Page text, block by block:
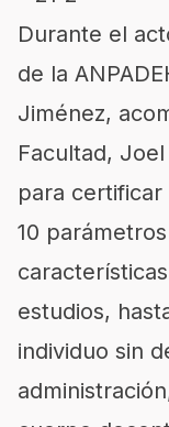
Durante el
de la
Jiménez,
Facultad,
para certificar
10
estudios,
individuo sin